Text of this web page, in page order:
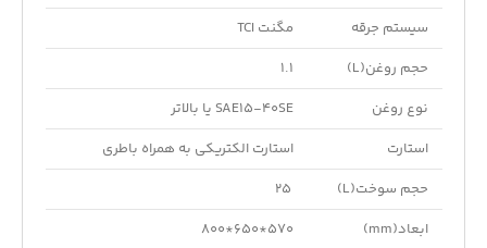
سیستم جرقه
مگنت TCI
حجم روغن(L)
1.1
نوع روغن
SAE15-40SE یا بالاتر
استارت
استارت الکتریکی به همراه باطری
حجم سوخت(L)
ابعاد(mm)
570*650*800